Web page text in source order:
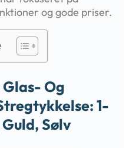
og gode priser.
Og
1-
Sølv